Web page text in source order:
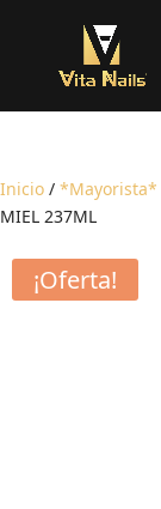
Inicio / *Mayorista*
MIEL 237ML
¡Oferta!